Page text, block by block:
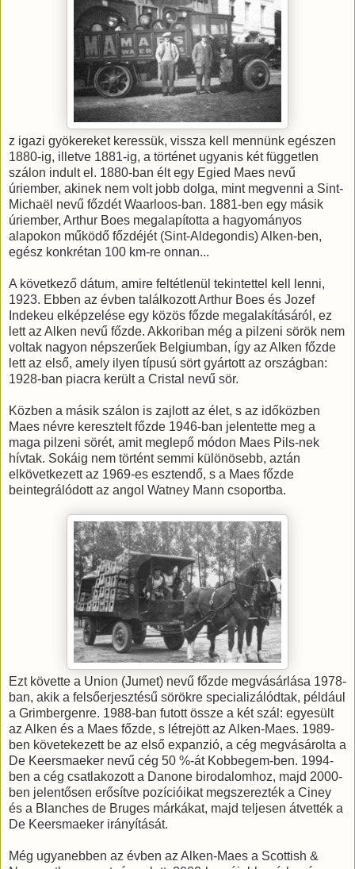
z igazi gyökereket keressük, vissza kell mennünk egészen
1880-ig, illetve 1881-ig, a történet ugyanis két független
szálon indult el. 1880-ban élt egy Egied Maes nevű
úriember, akinek nem volt jobb dolga, mint megvenni a Sint-
Michaël nevű főzdét Waarloos-ban. 1881-ben egy másik
úriember, Arthur Boes megalapította a hagyományos
alapokon működő főzdéjét (Sint-Aldegondis) Alken-ben,
egész konkrétan 100 km-re onnan...
A következő dátum, amire feltétlenül tekintettel kell lenni,
1923. Ebben az évben találkozott Arthur Boes és Jozef
Indekeu elképzelése egy közös főzde megalakításáról, ez
lett az Alken nevű főzde. Akkoriban még a pilzeni sörök nem
voltak nagyon népszerűek Belgiumban, így az Alken főzde
lett az első, amely ilyen típusú sört gyártott az országban:
1928-ban piacra került a Cristal nevű sör.
Közben a másik szálon is zajlott az élet, s az időközben
Maes névre keresztelt főzde 1946-ban jelentette meg a
maga pilzeni sörét, amit meglepő módon Maes Pils-nek
hívtak. Sokáig nem történt semmi különösebb, aztán
elkövetkezett az 1969-es esztendő, s a Maes főzde
beintegrálódott az angol Watney Mann csoportba.
Ezt követte a Union (Jumet) nevű főzde megvásárlása 1978-
ban, akik a felsőerjesztésű sörökre specializálódtak, például
a Grimbergenre. 1988-ban futott össze a két szál: egyesült
az Alken és a Maes főzde, s létrejött az Alken-Maes. 1989-
ben követekezett be az első expanzió, a cég megvásárolta a
De Keersmaeker nevű cég 50 %-át Kobbegem-ben. 1994-
ben a cég csatlakozott a Danone birodalomhoz, majd 2000-
ben jelentősen erősítve pozícióikat megszerezték a Ciney
és a Blanches de Bruges márkákat, majd teljesen átvették a
De Keersmaeker irányítását.
Még ugyanebben az évben az Alken-Maes a Scottish &